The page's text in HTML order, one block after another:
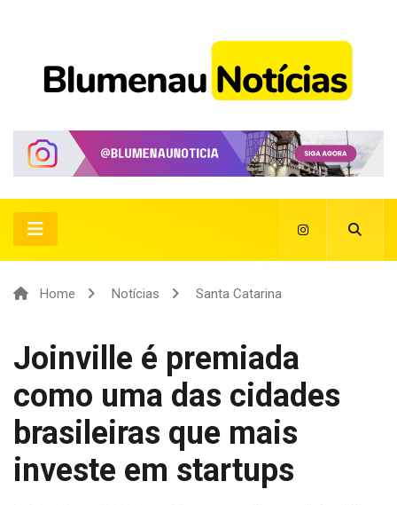
Home Notícias Santa Catarina
Joinville é premiada
como uma das cidades
brasileiras que mais
investe em startups